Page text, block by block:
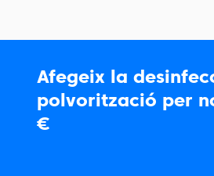
Afegeix la
polvorització per
€